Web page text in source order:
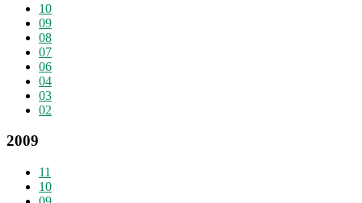
10
09
08
07
06
04
03
02
2009
11
10